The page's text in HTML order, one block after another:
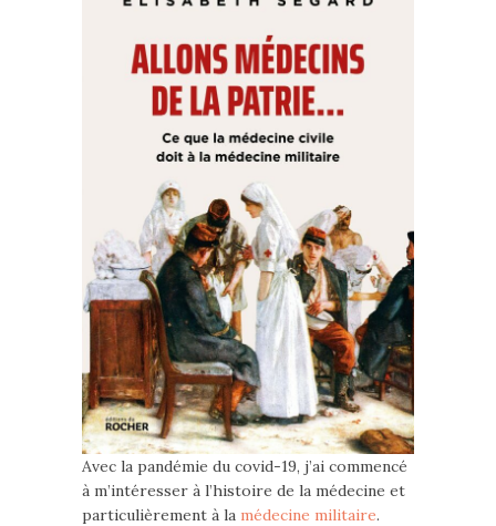
Avec la pandémie du covid-19, j’ai commencé
à m’intéresser à l’histoire de la médecine et
particulièrement à la médecine militaire.